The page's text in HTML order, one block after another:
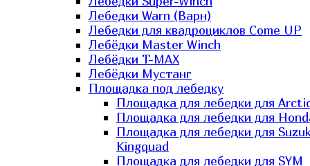
Лебедки Warn (Варн)
Лебедки для квадроциклов Come UP
Лебёдки Master Winch
Лебёдки T-MAX
Лебёдки Мустанг
Площадка под лебедку
Площадка для лебедки для
Площадка для лебедки для
Площадка для лебедки для
Kingquad
Площадка для лебедки для SYM